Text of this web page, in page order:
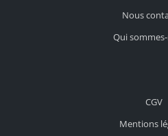
Nous
Qui
CGV
Mentions